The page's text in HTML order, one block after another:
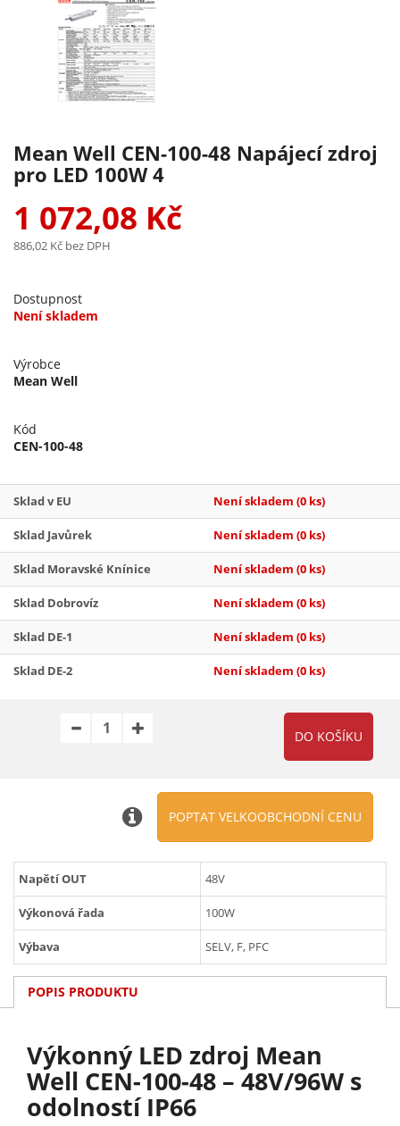
Mean Well CEN-100-48 Napájecí zdroj
pro LED 100W 4
1 072,08 Kč
886,02 Kč bez DPH
Dostupnost
Není skladem
Výrobce
Mean Well
Kód
CEN-100-48
Sklad v EU Není skladem (0 ks)
Sklad Javůrek Není skladem (0 ks)
Sklad Moravské Knínice Není skladem (0 ks)
Sklad Dobrovíz Není skladem (0 ks)
Sklad DE-1 Není skladem (0 ks)
Sklad DE-2 Není skladem (0 ks)
POPTAT VELKOOBCHODNÍ CENU
Napětí OUT 48V
Výkonová řada 100W
Výbava SELV, F, PFC
POPIS PRODUKTU
Výkonný LED zdroj Mean
Well CEN-100-48 – 48V/96W s
odolností IP66